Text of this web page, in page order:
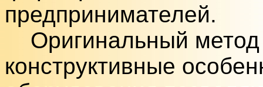
предпринимателей.
Оригинальный метод
конструктивные